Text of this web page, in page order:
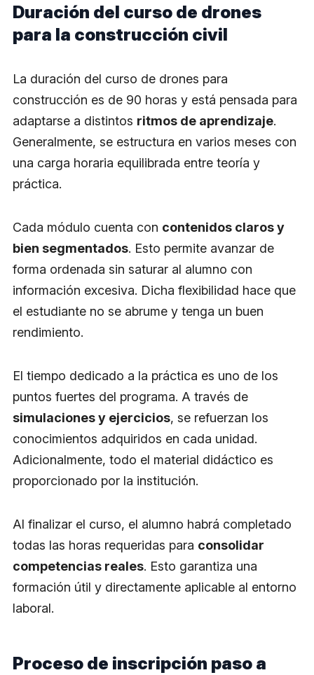
Duración del curso de drones
para la construcción civil
La duración del curso de drones para
construcción es de 90 horas y está pensada para
adaptarse a distintos ritmos de aprendizaje.
Generalmente, se estructura en varios meses con
una carga horaria equilibrada entre teoría y
práctica.
Cada módulo cuenta con contenidos claros y
bien segmentados. Esto permite avanzar de
forma ordenada sin saturar al alumno con
información excesiva. Dicha flexibilidad hace que
el estudiante no se abrume y tenga un buen
rendimiento.
El tiempo dedicado a la práctica es uno de los
puntos fuertes del programa. A través de
simulaciones y ejercicios, se refuerzan los
conocimientos adquiridos en cada unidad.
Adicionalmente, todo el material didáctico es
proporcionado por la institución.
Al finalizar el curso, el alumno habrá completado
todas las horas requeridas para consolidar
competencias reales. Esto garantiza una
formación útil y directamente aplicable al entorno
laboral.
Proceso de inscripción paso a